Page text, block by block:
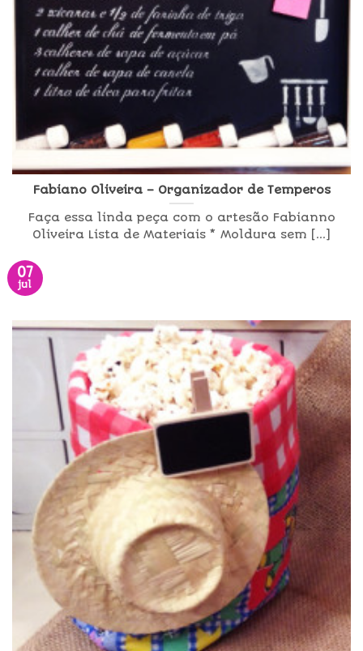
Fabiano Oliveira – Organizador de Temperos
Faça essa linda peça com o artesão Fabianno
Oliveira Lista de Materiais * Moldura sem [...]
07
jul